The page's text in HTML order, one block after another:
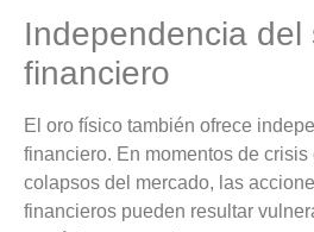
Independencia del
financiero
El oro físico también ofrece
financiero. En momentos de
colapsos del mercado, las
financieros pueden resultar